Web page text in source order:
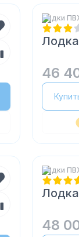
Лодки
46
Лодки
48